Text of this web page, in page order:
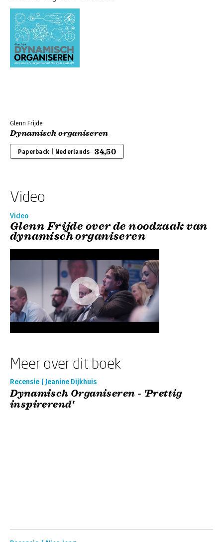
Glenn Frijde
Dynamisch organiseren
Paperback | Nederlands 34,50
Video
Video
Glenn Frijde over de noodzaak van
dynamisch organiseren
Meer over dit boek
Recensie | Jeanine Dijkhuis
Dynamisch Organiseren - 'Prettig
inspirerend'